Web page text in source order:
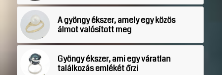
A gyöngy ékszer, amely egy közös
álmot valósított meg
Gyöngy ékszer, ami egy váratlan
találkozás emlékét őrzi